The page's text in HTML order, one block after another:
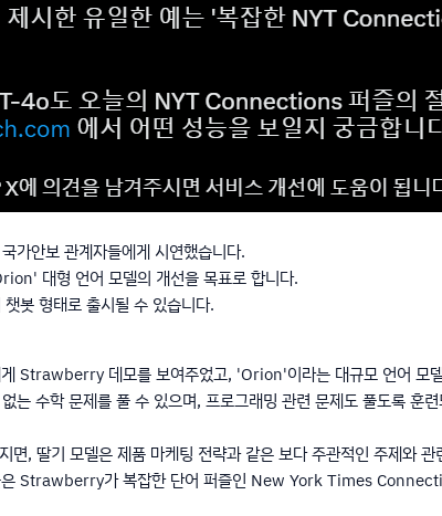
안보 관계자들에게 시연했습니다.
대형 언어 모델의 개선을 목표로 합니다.
봇 형태로 출시될 수 있습니다.
Strawberry 데모를 보여주었고, 'Orion'이라는 대규모 언어 모
수학 문제를 풀 수 있으며, 프로그래밍 관련 문제도 풀도록 훈련
면, 딸기 모델은 제품 마케팅 전략과 같은 보다 주관적인 주제와
Strawberry가 복잡한 단어 퍼즐인 New York Times